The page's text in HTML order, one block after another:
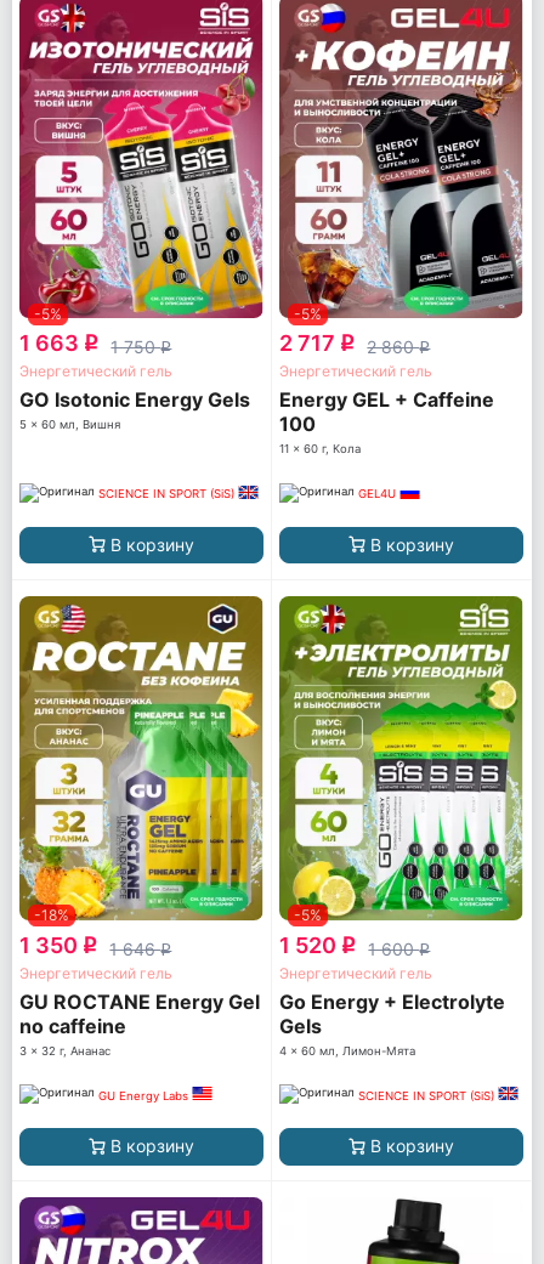
-5%
1 663 q 1 750q
Энергетический гель
GO Isotonic Energy Gels
5 x 60 мл, Вишня
SCIENCE IN SPORT (SiS)
В корзину
-5%
2 717 q 2 860q
Энергетический гель
Energy GEL + Caffeine
100
11 x 60 г, Кола
GEL4U
В корзину
-18%
1 350 q 1 646q
Энергетический гель
GU ROCTANE Energy Gel
no caffeine
3 x 32 г, Ананас
GU Energy Labs
В корзину
-5%
1 520 q 1 600q
Энергетический гель
Go Energy + Electrolyte
Gels
4 x 60 мл, Лимон-Мята
SCIENCE IN SPORT (SiS)
В корзину